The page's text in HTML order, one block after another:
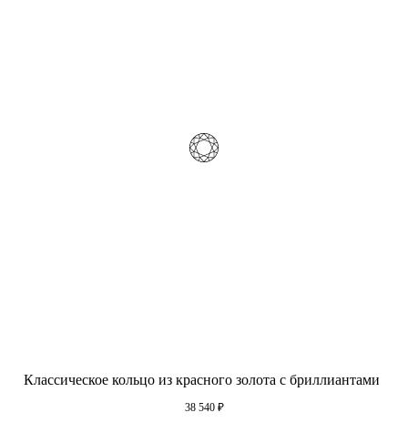
Классическое кольцо из красного золота с бриллиантами
38 540 ₽